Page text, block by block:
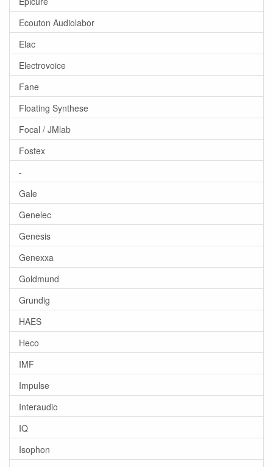
Ecouton Audiolabor
Elac
Electrovoice
Fane
Floating Synthese
Focal / JMlab
Fostex
-
Gale
Genelec
Genesis
Genexxa
Goldmund
Grundig
HAES
Heco
IMF
Impulse
Interaudio
IQ
Isophon